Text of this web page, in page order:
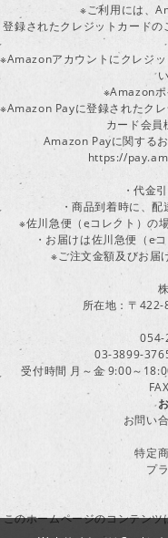
※ご利用には、
登録されたクレジットカード
※Amazonアカウントにクレジ
※Amazonポ
※Amazon Payに登録されたク
カード会員
Amazon Payに関する
https://
・代金
・商品到着時に、
※佐川急便（eコレクト）の
・お届けは佐川急便（e
※ご注文金額及びお届
所在地：〒
054-
03-3899-
受付時間 月～金 9:00～
お問い
特定
プ
このホームページのコンテン